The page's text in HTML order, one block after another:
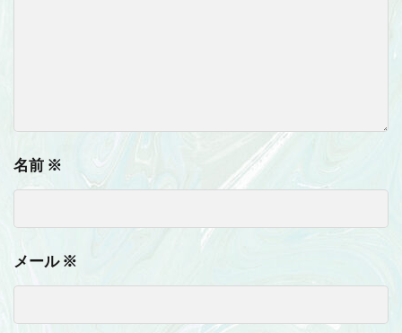
名前 ※
メール※